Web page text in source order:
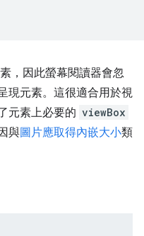
，因此螢幕閱讀器會忽
現元素。這很適合用於視
元素上必要的 viewBox
與圖片應取得內嵌大小類